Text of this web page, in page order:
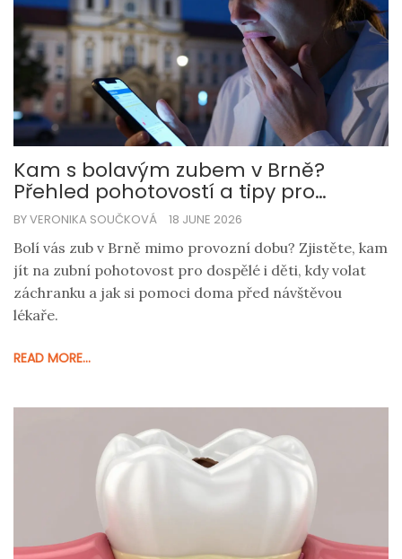
Kam s bolavým zubem v Brně?
Přehled pohotovostí a tipy pro
rychlou pomoc
BY VERONIKA SOUČKOVÁ 18 JUNE 2026
Bolí vás zub v Brně mimo provozní dobu? Zjistěte, kam
jít na zubní pohotovost pro dospělé i děti, kdy volat
záchranku a jak si pomoci doma před návštěvou
lékaře.
READ MORE...